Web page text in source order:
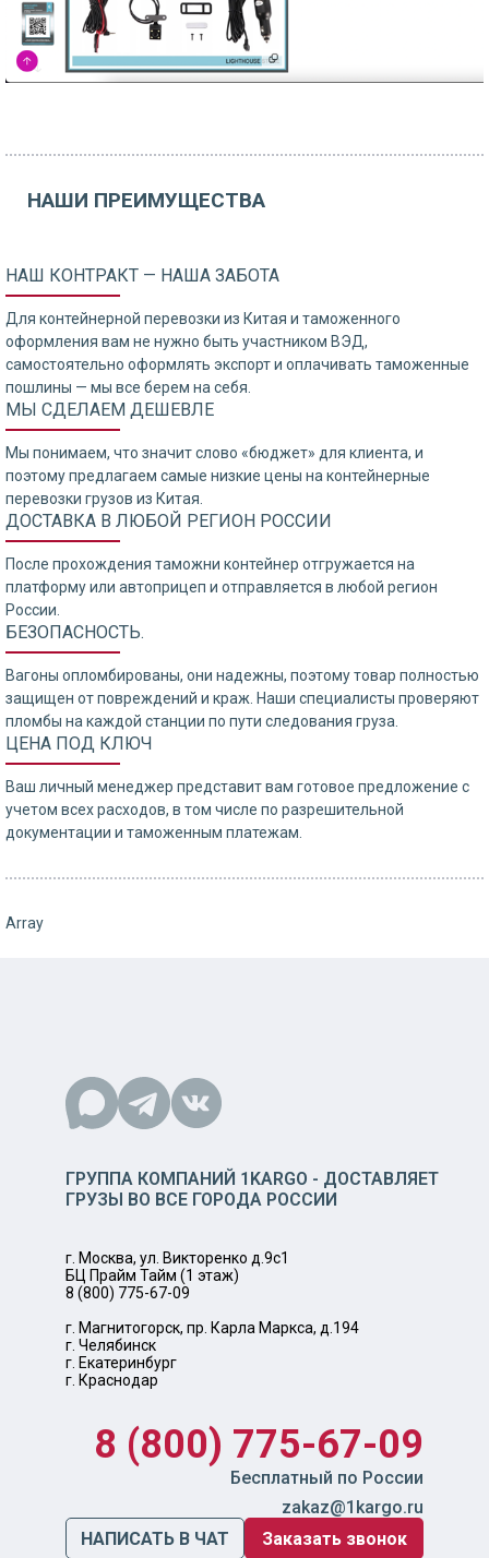
НАШИ ПРЕИМУЩЕСТВА
НАШ КОНТРАКТ — НАША ЗАБОТА
Для контейнерной перевозки из Китая и таможенного
оформления вам не нужно быть участником ВЭД,
самостоятельно оформлять экспорт и оплачивать таможенные
пошлины — мы все берем на себя.
МЫ СДЕЛАЕМ ДЕШЕВЛЕ
Мы понимаем, что значит слово «бюджет» для клиента, и
поэтому предлагаем самые низкие цены на контейнерные
перевозки грузов из Китая.
ДОСТАВКА В ЛЮБОЙ РЕГИОН РОССИИ
После прохождения таможни контейнер отгружается на
платформу или автоприцеп и отправляется в любой регион
России.
БЕЗОПАСНОСТЬ.
Вагоны опломбированы, они надежны, поэтому товар полностью
защищен от повреждений и краж. Наши специалисты проверяют
пломбы на каждой станции по пути следования груза.
ЦЕНА ПОД КЛЮЧ
Ваш личный менеджер представит вам готовое предложение с
учетом всех расходов, в том числе по разрешительной
документации и таможенным платежам.
Array
ГРУППА КОМПАНИЙ 1KARGO - ДОСТАВЛЯЕТ
ГРУЗЫ ВО ВСЕ ГОРОДА РОССИИ
г. Москва, ул. Викторенко д.9с1
БЦ Прайм Тайм (1 этаж)
8 (800) 775-67-09
г. Магнитогорск, пр. Карла Маркса, д.194
г. Челябинск
г. Екатеринбург
г. Краснодар
8 (800) 775-67-09
Бесплатный по России
zakaz@1kargo.ru
НАПИСАТЬ В ЧАТ
Заказать звонок